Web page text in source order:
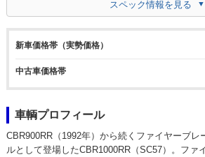
スペック情報を見る
新車価格帯（実勢価格）
中古車価格帯
車輌プロフィール
CBR900RR（1992年）から続くファイヤーブレ
ルとして登場したCBR1000RR（SC57）。ファ